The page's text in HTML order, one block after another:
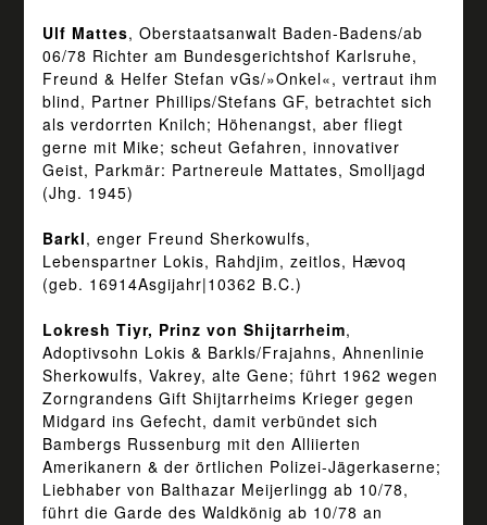
Ulf Mattes, Oberstaatsanwalt Baden-Badens/ab
06/78 Richter am Bundesgerichtshof Karlsruhe,
Freund & Helfer Stefan vGs/»Onkel«, vertraut ihm
blind, Partner Phillips/Stefans GF, betrachtet sich
als verdorrten Knilch; Höhenangst, aber fliegt
gerne mit Mike; scheut Gefahren, innovativer
Geist, Parkmär: Partnereule Mattates, Smolljagd
(Jhg. 1945)
Barkl, enger Freund Sherkowulfs,
Lebenspartner Lokis, Rahdjim, zeitlos, Hævoq
(geb. 16914Asgijahr|10362 B.C.)
Lokresh Tiyr, Prinz von Shijtarrheim,
Adoptivsohn Lokis & Barkls/Frajahns, Ahnenlinie
Sherkowulfs, Vakrey, alte Gene; führt 1962 wegen
Zorngrandens Gift Shijtarrheims Krieger gegen
Midgard ins Gefecht, damit verbündet sich
Bambergs Russenburg mit den Alliierten
Amerikanern & der örtlichen Polizei-Jägerkaserne;
Liebhaber von Balthazar Meijerlingg ab 10/78,
führt die Garde des Waldkönig ab 10/78 an